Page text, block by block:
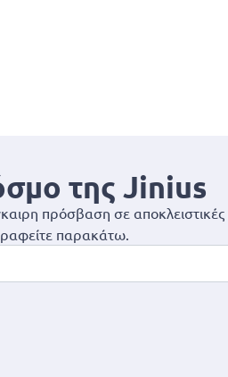
της Jinius
πρόσβαση σε
παρακάτω.